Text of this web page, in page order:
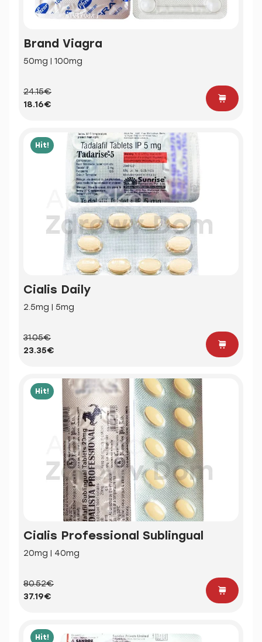
Brand Viagra
50mg | 100mg
24.15€
18.16€
Hit!
Cialis Daily
2.5mg | 5mg
31.05€
23.35€
Hit!
Cialis Professional Sublingual
20mg | 40mg
80.52€
37.19€
Hit!